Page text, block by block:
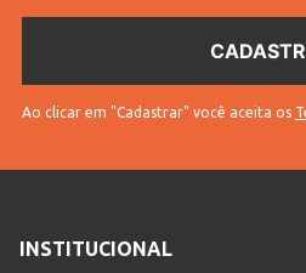
Ao clicar em "Cadastrar" você aceita os
INSTITUCIONAL